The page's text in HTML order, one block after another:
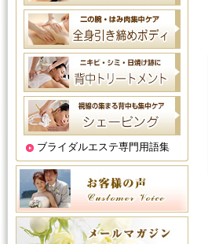
ブライダルエステ専門用語集